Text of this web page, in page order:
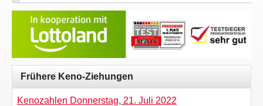
Frühere Keno-Ziehungen
Kenozahlen Donnerstag, 21. Juli 2022